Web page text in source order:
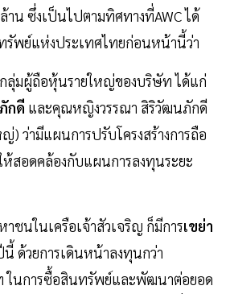
าน ซึ่งเป็นไปตามทิศทางที่AWC ได้
รัพย์แห่งประเทศไทยก่อนหน้านี้ว่า
กลุ่มผู้ถือหุ้นรายใหญ่ของบริษัท ได้แก่
กดี และคุณหญิงวรรณา สิริวัฒนภักดี
) ว่ามีแผนการปรับโครงสร้างการถือ
สอดคล้องกับแผนการลงทุนระยะ
ชนในเครือเจ้าสัวเจริญ ก็มีการเขย่า
ด้วยการเดินหน้าลงทุนกว่า
ในการซื้อสินทรัพย์และพัฒนาต่อยอด